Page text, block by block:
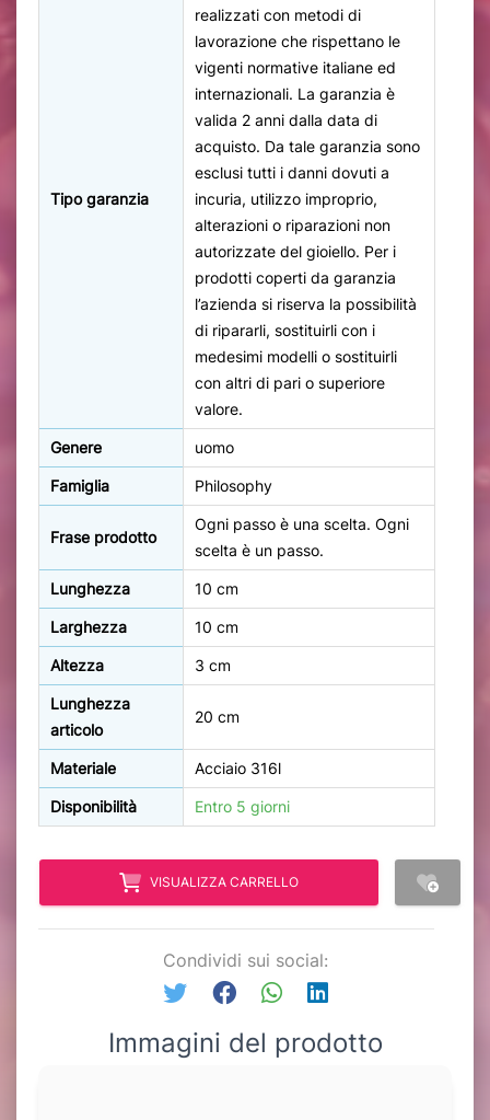
Tipo garanzia
realizzati con metodi di
lavorazione che rispettano le
vigenti normative italiane ed
internazionali. La garanzia è
valida 2 anni dalla data di
acquisto. Da tale garanzia sono
esclusi tutti i danni dovuti a
incuria, utilizzo improprio,
alterazioni o riparazioni non
autorizzate del gioiello. Per i
prodotti coperti da garanzia
l’azienda si riserva la possibilità
di ripararli, sostituirli con i
medesimi modelli o sostituirli
con altri di pari o superiore
valore.
Genere uomo
Famiglia Philosophy
Frase prodotto
Ogni passo è una scelta. Ogni
scelta è un passo.
Lunghezza 10 cm
Larghezza 10 cm
Altezza 3 cm
Lunghezza
articolo
20 cm
Materiale Acciaio 316l
Disponibilità Entro 5 giorni
VISUALIZZA CARRELLO
Condividi sui social:
Immagini del prodotto